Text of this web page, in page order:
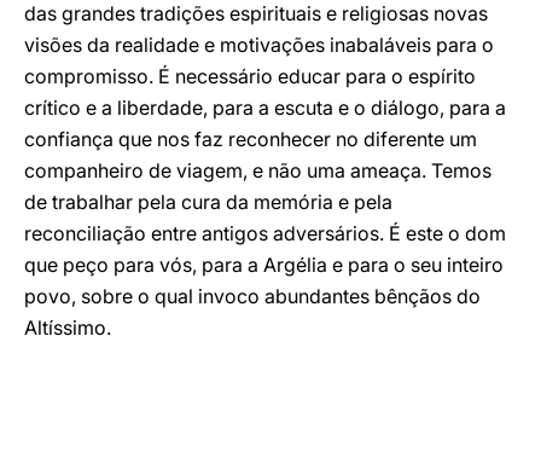
das grandes tradições espirituais e religiosas novas
visões da realidade e motivações inabaláveis para o
compromisso. É necessário educar para o espírito
crítico e a liberdade, para a escuta e o diálogo, para a
confiança que nos faz reconhecer no diferente um
companheiro de viagem, e não uma ameaça. Temos
de trabalhar pela cura da memória e pela
reconciliação entre antigos adversários. É este o dom
que peço para vós, para a Argélia e para o seu inteiro
povo, sobre o qual invoco abundantes bênçãos do
Altíssimo.